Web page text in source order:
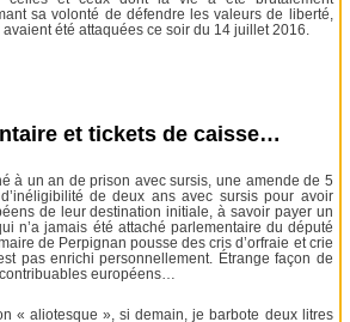
sa volonté de défendre les valeurs de liberté,
été attaquées ce soir du 14 juillet 2016.
et tickets de caisse…
à un an de prison avec sursis, une amende de 5
de deux ans avec sursis pour avoir
de leur destination initiale, à savoir payer un
n’a jamais été attaché parlementaire du député
de Perpignan pousse des cris d’orfraie et crie
pas enrichi personnellement. Étrange façon de
européens…
« aliotesque », si demain, je barbote deux litres